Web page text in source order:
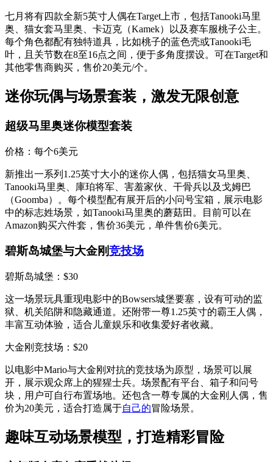
七月将有四款全新5英寸人偶在Target上市，包括Tanooki马里
奥、猫女套马里奥、卡迈克（Kamek）以及赛车服桃子公主。
每个角色都配有独特道具，比如桃子的蓝色壳或Tanooki毛
叶，且关节数在8至16点之间，便于多角度摆设。可在Target和
其他零售商购买，售价20美元/个。
迷你玩偶与场景套装，激发无限创意
超级马里奥迷你模型套装
价格：每个6美元
新推出一系列1.25英寸大小的迷你人偶，包括猫女马里奥、
Tanooki马里奥、庫珀将军、害羞家伙、干骨兵以及戈姆巴
（Goomba）。每个模型配有展开后的小问号宝箱，展示电影
中的标志姓场景，如Tanooki马里奥的蘑菇田。目前可以在
Amazon购买六件套，售价36美元，单件售价6美元。
碧斯岛城堡与大金刚竞技场
碧斯岛城堡：$30
这一场景玩具重现电影中的Bowsers城堡要塞，设有可动的监
狱、机关陷阱和隐藏通道。还附带一尊1.25英寸的霸王人偶，
丰富互动体验，适合儿童娱乐和收集爱好者收藏。
大金刚竞技场：$20
以电影中Mario与大金刚对抗的竞技场为原型，场景可以展
开，展示观众席上的猩猩士兵。场景配有平台、箱子和问号
块，用户可自行布置场地。还包含一尊专属的大金刚人偶，售
价为20美元，适合打造属于自己的冒险场景。
趣味互动场景模型，打造精彩冒险